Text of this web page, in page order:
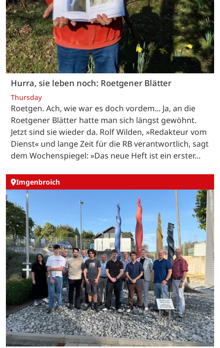
Hurra, sie leben noch: Roetgener Blätter
Thursday
Roetgen. Ach, wie war es doch vordem... Ja, an die
Roetgener Blätter hatte man sich längst gewöhnt.
Jetzt sind sie wieder da. Rolf Wilden, »Redakteur vom
Dienst« und lange Zeit für die RB verantwortlich, sagt
dem Wochenspiegel: »Das neue Heft ist ein erster…
Imgenbroich